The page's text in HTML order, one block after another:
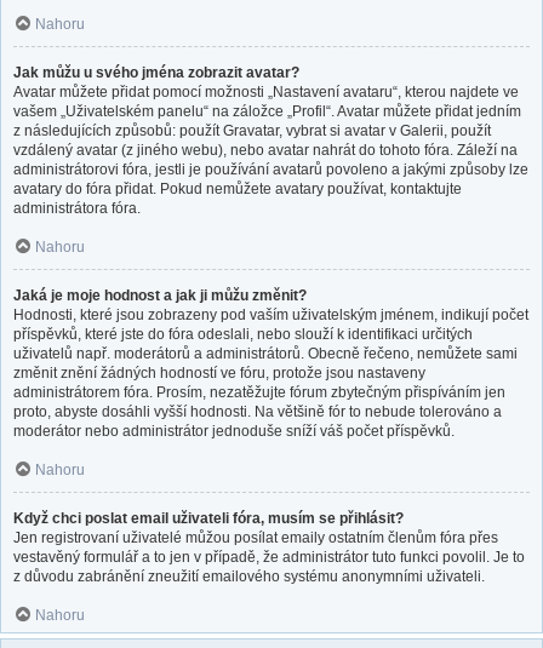
Nahoru
Jak můžu u svého jména zobrazit avatar?
Avatar můžete přidat pomocí možnosti „Nastavení avataru“, kterou najdete ve
vašem „Uživatelském panelu“ na záložce „Profil“. Avatar můžete přidat jedním
z následujících způsobů: použít Gravatar, vybrat si avatar v Galerii, použít
vzdálený avatar (z jiného webu), nebo avatar nahrát do tohoto fóra. Záleží na
administrátorovi fóra, jestli je používání avatarů povoleno a jakými způsoby lze
avatary do fóra přidat. Pokud nemůžete avatary používat, kontaktujte
administrátora fóra.
Nahoru
Jaká je moje hodnost a jak ji můžu změnit?
Hodnosti, které jsou zobrazeny pod vaším uživatelským jménem, indikují počet
příspěvků, které jste do fóra odeslali, nebo slouží k identifikaci určitých
uživatelů např. moderátorů a administrátorů. Obecně řečeno, nemůžete sami
změnit znění žádných hodností ve fóru, protože jsou nastaveny
administrátorem fóra. Prosím, nezatěžujte fórum zbytečným přispíváním jen
proto, abyste dosáhli vyšší hodnosti. Na většině fór to nebude tolerováno a
moderátor nebo administrátor jednoduše sníží váš počet příspěvků.
Nahoru
Když chci poslat email uživateli fóra, musím se přihlásit?
Jen registrovaní uživatelé můžou posílat emaily ostatním členům fóra přes
vestavěný formulář a to jen v případě, že administrátor tuto funkci povolil. Je to
z důvodu zabránění zneužití emailového systému anonymními uživateli.
Nahoru